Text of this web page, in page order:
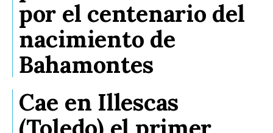
por el centenario del
nacimiento de
Bahamontes
Cae en Illescas